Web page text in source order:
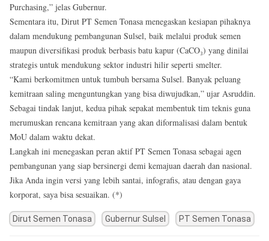
Purchasing,” jelas Gubernur.
Sementara itu, Dirut PT Semen Tonasa menegaskan kesiapan pihaknya
dalam mendukung pembangunan Sulsel, baik melalui produk semen
maupun diversifikasi produk berbasis batu kapur (CaCO₃) yang dinilai
strategis untuk mendukung sektor industri hilir seperti smelter.
“Kami berkomitmen untuk tumbuh bersama Sulsel. Banyak peluang
kemitraan saling menguntungkan yang bisa diwujudkan,” ujar Asruddin.
Sebagai tindak lanjut, kedua pihak sepakat membentuk tim teknis guna
merumuskan rencana kemitraan yang akan diformalisasi dalam bentuk
MoU dalam waktu dekat.
Langkah ini menegaskan peran aktif PT Semen Tonasa sebagai agen
pembangunan yang siap bersinergi demi kemajuan daerah dan nasional.
Jika Anda ingin versi yang lebih santai, infografis, atau dengan gaya
korporat, saya bisa sesuaikan. (*)
Dirut Semen Tonasa Gubernur Sulsel PT Semen Tonasa